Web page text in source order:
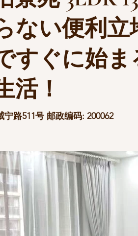
ない便利
すぐに始ま
活！
路511号 邮政编码: 200062